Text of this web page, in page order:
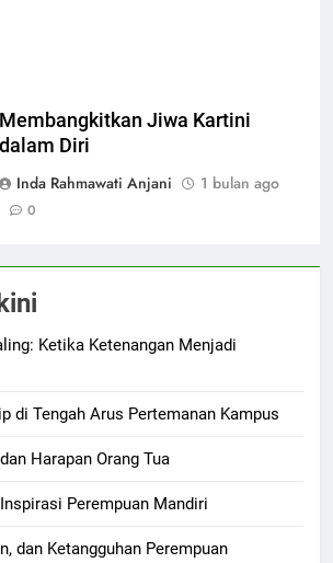
Membangkitkan Jiwa Kartini
dalam Diri
Inda Rahmawati Anjani
1 bulan ago
0
Ketika Ketenangan Menjadi
di Tengah Arus Pertemanan Kampus
Harapan Orang Tua
Perempuan Mandiri
dan Ketangguhan Perempuan